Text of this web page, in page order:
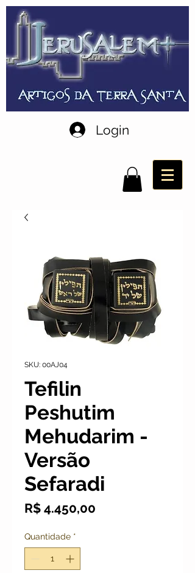
Login
SKU: 00AJ04
Tefilin
Peshutim
Mehudarim -
Versão
Sefaradi
R$ 4.450,00
Quantidade *